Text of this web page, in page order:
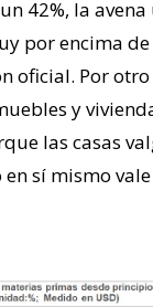
42%, la avena
por encima
oficial. Por
y
las casas
sí mismo